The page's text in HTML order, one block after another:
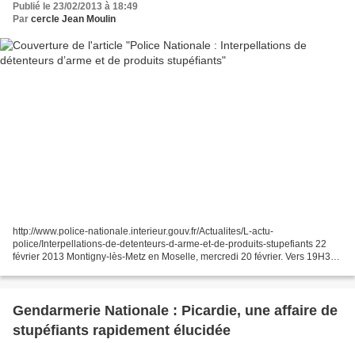
Publié le 23/02/2013 à 18:49
Par cercle Jean Moulin
http://www.police-nationale.interieur.gouv.fr/Actualites/L-actu-
police/Interpellations-de-detenteurs-d-arme-et-de-produits-stupefiants 22
février 2013 Montigny-lès-Metz en Moselle, mercredi 20 février. Vers 19H30,
Gendarmerie Nationale : Picardie, une affaire de
stupéfiants rapidement élucidée